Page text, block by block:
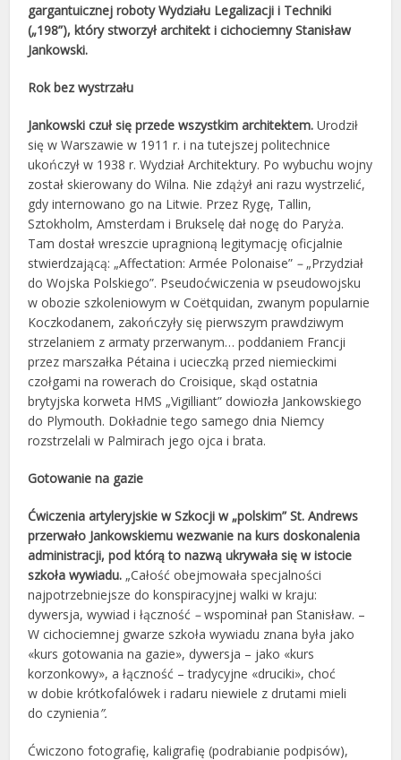
gargantuicznej roboty Wydziału Legalizacji i Techniki
(„198”), który stworzył architekt i cichociemny Stanisław
Jankowski.
Rok bez wystrzału
Jankowski czuł się przede wszystkim architektem. Urodził
się w Warszawie w 1911 r. i na tutejszej politechnice
ukończył w 1938 r. Wydział Architektury. Po wybuchu wojny
został skierowany do Wilna. Nie zdążył ani razu wystrzelić,
gdy internowano go na Litwie. Przez Rygę, Tallin,
Sztokholm, Amsterdam i Brukselę dał nogę do Paryża.
Tam dostał wreszcie upragnioną legitymację oficjalnie
stwierdzającą: „Affectation: Armée Polonaise” – „Przydział
do Wojska Polskiego”. Pseudoćwiczenia w pseudowojsku
w obozie szkoleniowym w Coëtquidan, zwanym popularnie
Koczkodanem, zakończyły się pierwszym prawdziwym
strzelaniem z armaty przerwanym… poddaniem Francji
przez marszałka Pétaina i ucieczką przed niemieckimi
czołgami na rowerach do Croisique, skąd ostatnia
brytyjska korweta HMS „Vigilliant” dowiozła Jankowskiego
do Plymouth. Dokładnie tego samego dnia Niemcy
rozstrzelali w Palmirach jego ojca i brata.
Gotowanie na gazie
Ćwiczenia artyleryjskie w Szkocji w „polskim” St. Andrews
przerwało Jankowskiemu wezwanie na kurs doskonalenia
administracji, pod którą to nazwą ukrywała się w istocie
szkoła wywiadu. „Całość obejmowała specjalności
najpotrzebniejsze do konspiracyjnej walki w kraju:
dywersja, wywiad i łączność –wspominał pan Stanisław. –
W cichociemnej gwarze szkoła wywiadu znana była jako
«kurs gotowania na gazie», dywersja – jako «kurs
korzonkowy», a łączność – tradycyjne «druciki», choć
w dobie krótkofalówek i radaru niewiele z drutami mieli
do czynienia”.
Ćwiczono fotografię, kaligrafię (podrabianie podpisów),